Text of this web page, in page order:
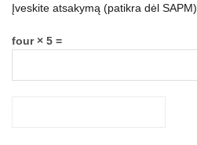
Įveskite atsakymą (patikra dėl SAPM)
four × 5 =